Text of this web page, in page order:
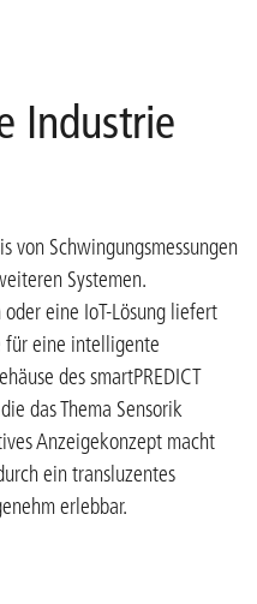
Industrie
von Schwingungsmessungen
Systemen.
oder eine IoT-Lösung liefert
für eine intelligente
des smartPREDICT
das Thema Sensorik
Anzeigekonzept macht
ein transluzentes
erlebbar.